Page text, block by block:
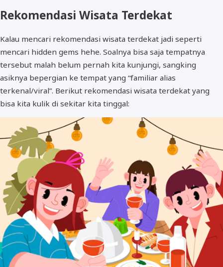
Rekomendasi Wisata Terdekat
Kalau mencari rekomendasi wisata terdekat jadi seperti
mencari hidden gems hehe. Soalnya bisa saja tempatnya
tersebut malah belum pernah kita kunjungi, sangking
asiknya bepergian ke tempat yang “familiar alias
terkenal/viral”. Berikut rekomendasi wisata terdekat yang
bisa kita kulik di sekitar kita tinggal: